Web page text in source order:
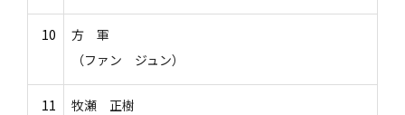
10
方 軍
（ファン ジュン）
11
牧瀬 正樹